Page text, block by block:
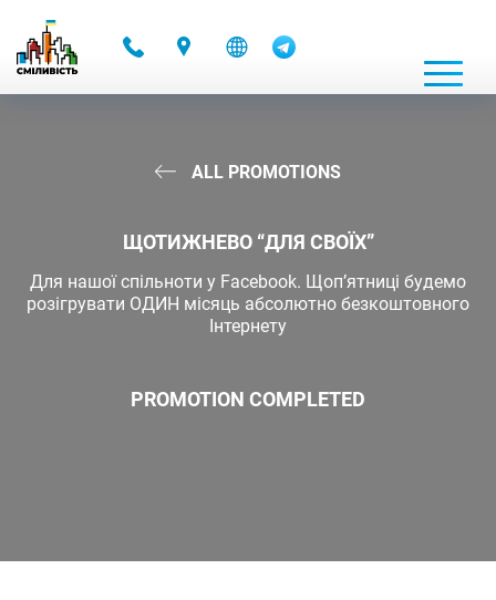
ALL PROMOTIONS
ЩОТИЖНЕВО “ДЛЯ СВОЇХ”
Для нашої спільноти у Facebook. Щоп’ятниці будемо
розігрувати ОДИН місяць абсолютно безкоштовного
Інтернету
PROMOTION COMPLETED